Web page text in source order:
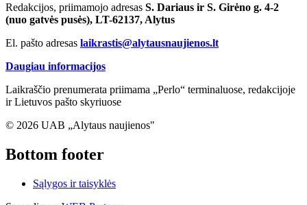
Redakcijos, priimamojo adresas S. Dariaus ir S. Girėno g. 4-2
(nuo gatvės pusės), LT-62137, Alytus
El. pašto adresas laikrastis@alytausnaujienos.lt
Daugiau informacijos
Laikraščio prenumerata priimama „Perlo“ terminaluose, redakcijoje
ir Lietuvos pašto skyriuose
© 2026 UAB „Alytaus naujienos"
Bottom footer
Sąlygos ir taisyklės